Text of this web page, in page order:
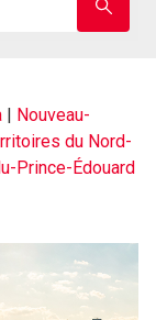
nom
| Nouveau-
du Nord-
Prince-Édouard